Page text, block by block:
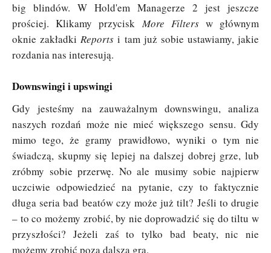
big blindów. W Hold'em Managerze 2 jest jeszcze
prościej. Klikamy przyciskMore Filtersw głównym
oknie zakładkiReports i tam już sobie ustawiamy, jakie
rozdania nas interesują.
Downswingi i upswingi
Gdy jesteśmy na zauważalnym downswingu, analiza
naszych rozdań może nie mieć większego sensu. Gdy
mimo tego, że gramy prawidłowo, wyniki o tym nie
świadczą, skupmy się lepiej na dalszej dobrej grze, lub
zróbmy sobie przerwę. No ale musimy sobie najpierw
uczciwie odpowiedzieć na pytanie, czy to faktycznie
długa seria bad beatów czy może już tilt? Jeśli to drugie
– to co możemy zrobić, by nie doprowadzić się do tiltu w
przyszłości? Jeżeli zaś to tylko bad beaty, nic nie
możemy zrobić poza dalszą grą.